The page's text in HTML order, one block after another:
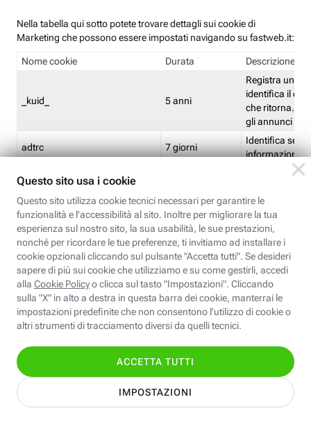
Nella tabella qui sotto potete trovare dettagli sui cookie di
Marketing che possono essere impostati navigando su fastweb.it:
Nome cookie Durata Descrizione
_kuid_ 5 anni
Registra un ID
identifica il
che ritorna.
gli annunci
adtrc 7 giorni
Identifica se
informazioni
CFFC<TagID>
Limite di
CM 1 giorno
Identifica se
ricontrollare
corrispondenti
(impostata da
CM14 14 giorni
Identifica se
ricontrollare
corrispondenti
(impostata da
pagine
EBFC<BannerID> 7 giorni
Identifica la
banner
Identifica la